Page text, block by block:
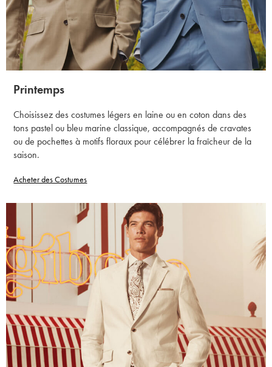
Printemps
Choisissez des costumes légers en laine ou en coton dans des
tons pastel ou bleu marine classique, accompagnés de cravates
ou de pochettes à motifs floraux pour célébrer la fraîcheur de la
saison.
Acheter des Costumes